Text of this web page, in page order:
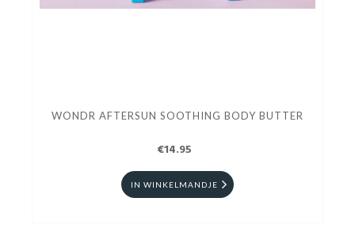
WONDR AFTERSUN SOOTHING BODY BUTTER
€14.95
IN WINKELMANDJE